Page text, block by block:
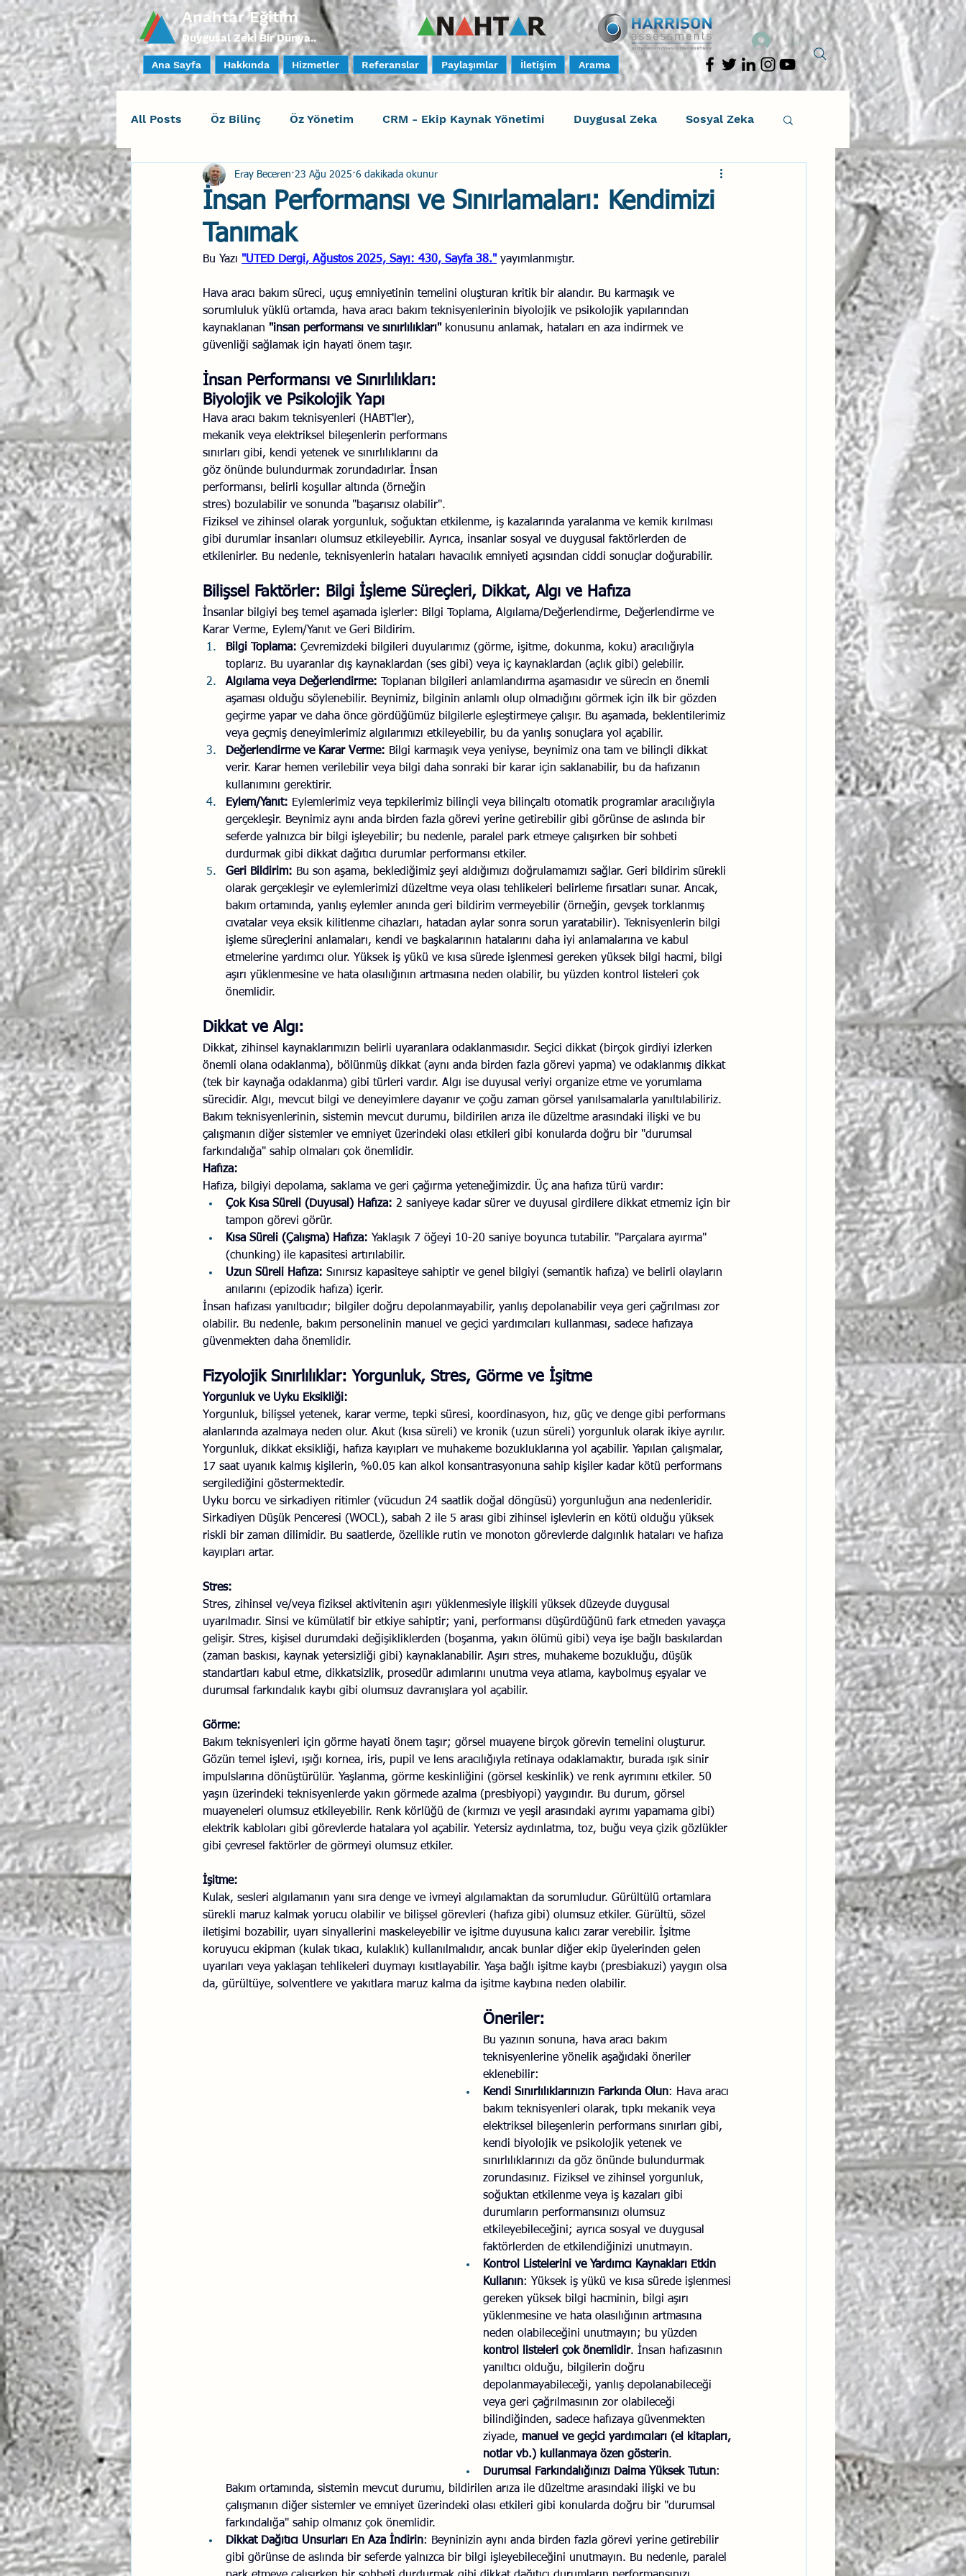
Anahtar Eğitim
Duygusal Zeki Bir Dünya..
Ana Sayfa Hakkında Hizmetler Referanslar Paylaşımlar İletişim Arama
Giriş
All Posts Öz Bilinç Öz Yönetim CRM - Ekip Kaynak Yönetimi Duygusal Zeka Sosyal Zeka
Sosyal Bilinç İlişki Yönetimi Harrison Assessments
Yaratıcı Drama İnsan Faktörleri - Human Factors
Duygusal Zeka Koçluğu Uçak Kazaları Sosyal Zekâ Eğiticinin Eğitimi Liderlik
İlişki Yönetimi Sun Tzu Savaş Sanatı
Psikolojik Güvenlik Havacılık Eğitimler
İnsan Performansı ve Sınırlamaları: Kendimizi
Tanımak
Eray Beceren 23 Ağu 2025 6 dakikada okunur
Bu Yazı "UTED Dergi, Ağustos 2025, Sayı: 430, Sayfa 38." yayımlanmıştır.
Hava aracı bakım süreci, uçuş emniyetinin temelini oluşturan kritik bir alandır. Bu karmaşık ve
sorumluluk yüklü ortamda, hava aracı bakım teknisyenlerinin biyolojik ve psikolojik yapılarından
kaynaklanan "insan performansı ve sınırlılıkları" konusunu anlamak, hataları en aza indirmek ve
güvenliği sağlamak için hayati önem taşır.
İnsan Performansı ve Sınırlılıkları:
Biyolojik ve Psikolojik Yapı
Hava aracı bakım teknisyenleri (HABT'ler),
mekanik veya elektriksel bileşenlerin performans
sınırları gibi, kendi yetenek ve sınırlılıklarını da
göz önünde bulundurmak zorundadırlar. İnsan
performansı, belirli koşullar altında (örneğin
stres) bozulabilir ve sonunda "başarısız olabilir".
Fiziksel ve zihinsel olarak yorgunluk, soğuktan etkilenme, iş kazalarında yaralanma ve kemik kırılması
gibi durumlar insanları olumsuz etkileyebilir. Ayrıca, insanlar sosyal ve duygusal faktörlerden de
etkilenirler. Bu nedenle, teknisyenlerin hataları havacılık emniyeti açısından ciddi sonuçlar doğurabilir.
Bilişsel Faktörler: Bilgi İşleme Süreçleri, Dikkat, Algı ve Hafıza
İnsanlar bilgiyi beş temel aşamada işlerler: Bilgi Toplama, Algılama/Değerlendirme, Değerlendirme ve
Karar Verme, Eylem/Yanıt ve Geri Bildirim.
Bilgi Toplama: Çevremizdeki bilgileri duyularımız (görme, işitme, dokunma, koku) aracılığıyla
toplarız. Bu uyaranlar dış kaynaklardan (ses gibi) veya iç kaynaklardan (açlık gibi) gelebilir.
Algılama veya Değerlendirme: Toplanan bilgileri anlamlandırma aşamasıdır ve sürecin en önemli
aşaması olduğu söylenebilir. Beynimiz, bilginin anlamlı olup olmadığını görmek için ilk bir gözden
geçirme yapar ve daha önce gördüğümüz bilgilerle eşleştirmeye çalışır. Bu aşamada, beklentilerimiz
veya geçmiş deneyimlerimiz algılarımızı etkileyebilir, bu da yanlış sonuçlara yol açabilir.
Değerlendirme ve Karar Verme: Bilgi karmaşık veya yeniyse, beynimiz ona tam ve bilinçli dikkat
verir. Karar hemen verilebilir veya bilgi daha sonraki bir karar için saklanabilir, bu da hafızanın
kullanımını gerektirir.
Eylem/Yanıt: Eylemlerimiz veya tepkilerimiz bilinçli veya bilinçaltı otomatik programlar aracılığıyla
gerçekleşir. Beynimiz aynı anda birden fazla görevi yerine getirebilir gibi görünse de aslında bir
seferde yalnızca bir bilgi işleyebilir; bu nedenle, paralel park etmeye çalışırken bir sohbeti
durdurmak gibi dikkat dağıtıcı durumlar performansı etkiler.
Geri Bildirim: Bu son aşama, beklediğimiz şeyi aldığımızı doğrulamamızı sağlar. Geri bildirim sürekli
olarak gerçekleşir ve eylemlerimizi düzeltme veya olası tehlikeleri belirleme fırsatları sunar. Ancak,
bakım ortamında, yanlış eylemler anında geri bildirim vermeyebilir (örneğin, gevşek torklanmış
cıvatalar veya eksik kilitlenme cihazları, hatadan aylar sonra sorun yaratabilir). Teknisyenlerin bilgi
işleme süreçlerini anlamaları, kendi ve başkalarının hatalarını daha iyi anlamalarına ve kabul
etmelerine yardımcı olur. Yüksek iş yükü ve kısa sürede işlenmesi gereken yüksek bilgi hacmi, bilgi
aşırı yüklenmesine ve hata olasılığının artmasına neden olabilir, bu yüzden kontrol listeleri çok
önemlidir.
Dikkat ve Algı:
Dikkat, zihinsel kaynaklarımızın belirli uyaranlara odaklanmasıdır. Seçici dikkat (birçok girdiyi izlerken
önemli olana odaklanma), bölünmüş dikkat (aynı anda birden fazla görevi yapma) ve odaklanmış dikkat
(tek bir kaynağa odaklanma) gibi türleri vardır. Algı ise duyusal veriyi organize etme ve yorumlama
sürecidir. Algı, mevcut bilgi ve deneyimlere dayanır ve çoğu zaman görsel yanılsamalarla yanıltılabiliriz.
Bakım teknisyenlerinin, sistemin mevcut durumu, bildirilen arıza ile düzeltme arasındaki ilişki ve bu
çalışmanın diğer sistemler ve emniyet üzerindeki olası etkileri gibi konularda doğru bir "durumsal
farkındalığa" sahip olmaları çok önemlidir.
Hafıza:
Hafıza, bilgiyi depolama, saklama ve geri çağırma yeteneğimizdir. Üç ana hafıza türü vardır:
Çok Kısa Süreli (Duyusal) Hafıza: 2 saniyeye kadar sürer ve duyusal girdilere dikkat etmemiz için bir
tampon görevi görür.
Kısa Süreli (Çalışma) Hafıza: Yaklaşık 7 öğeyi 10-20 saniye boyunca tutabilir. "Parçalara ayırma"
(chunking) ile kapasitesi artırılabilir.
Uzun Süreli Hafıza: Sınırsız kapasiteye sahiptir ve genel bilgiyi (semantik hafıza) ve belirli olayların
anılarını (epizodik hafıza) içerir.
İnsan hafızası yanıltıcıdır; bilgiler doğru depolanmayabilir, yanlış depolanabilir veya geri çağrılması zor
olabilir. Bu nedenle, bakım personelinin manuel ve geçici yardımcıları kullanması, sadece hafızaya
güvenmekten daha önemlidir.
Fizyolojik Sınırlılıklar: Yorgunluk, Stres, Görme ve İşitme
Yorgunluk ve Uyku Eksikliği:
Yorgunluk, bilişsel yetenek, karar verme, tepki süresi, koordinasyon, hız, güç ve denge gibi performans
alanlarında azalmaya neden olur. Akut (kısa süreli) ve kronik (uzun süreli) yorgunluk olarak ikiye ayrılır.
Yorgunluk, dikkat eksikliği, hafıza kayıpları ve muhakeme bozukluklarına yol açabilir. Yapılan çalışmalar,
17 saat uyanık kalmış kişilerin, %0.05 kan alkol konsantrasyonuna sahip kişiler kadar kötü performans
sergilediğini göstermektedir.
Uyku borcu ve sirkadiyen ritimler (vücudun 24 saatlik doğal döngüsü) yorgunluğun ana nedenleridir.
Sirkadiyen Düşük Penceresi (WOCL), sabah 2 ile 5 arası gibi zihinsel işlevlerin en kötü olduğu yüksek
riskli bir zaman dilimidir. Bu saatlerde, özellikle rutin ve monoton görevlerde dalgınlık hataları ve hafıza
kayıpları artar.
Stres:
Stres, zihinsel ve/veya fiziksel aktivitenin aşırı yüklenmesiyle ilişkili yüksek düzeyde duygusal
uyarılmadır. Sinsi ve kümülatif bir etkiye sahiptir; yani, performansı düşürdüğünü fark etmeden yavaşça
gelişir. Stres, kişisel durumdaki değişikliklerden (boşanma, yakın ölümü gibi) veya işe bağlı baskılardan
(zaman baskısı, kaynak yetersizliği gibi) kaynaklanabilir. Aşırı stres, muhakeme bozukluğu, düşük
standartları kabul etme, dikkatsizlik, prosedür adımlarını unutma veya atlama, kaybolmuş eşyalar ve
durumsal farkındalık kaybı gibi olumsuz davranışlara yol açabilir.
Görme:
Bakım teknisyenleri için görme hayati önem taşır; görsel muayene birçok görevin temelini oluşturur.
Gözün temel işlevi, ışığı kornea, iris, pupil ve lens aracılığıyla retinaya odaklamaktır, burada ışık sinir
impulslarına dönüştürülür. Yaşlanma, görme keskinliğini (görsel keskinlik) ve renk ayrımını etkiler. 50
yaşın üzerindeki teknisyenlerde yakın görmede azalma (presbiyopi) yaygındır. Bu durum, görsel
muayeneleri olumsuz etkileyebilir. Renk körlüğü de (kırmızı ve yeşil arasındaki ayrımı yapamama gibi)
elektrik kabloları gibi görevlerde hatalara yol açabilir. Yetersiz aydınlatma, toz, buğu veya çizik gözlükler
gibi çevresel faktörler de görmeyi olumsuz etkiler.
İşitme:
Kulak, sesleri algılamanın yanı sıra denge ve ivmeyi algılamaktan da sorumludur. Gürültülü ortamlara
sürekli maruz kalmak yorucu olabilir ve bilişsel görevleri (hafıza gibi) olumsuz etkiler. Gürültü, sözel
iletişimi bozabilir, uyarı sinyallerini maskeleyebilir ve işitme duyusuna kalıcı zarar verebilir. İşitme
koruyucu ekipman (kulak tıkacı, kulaklık) kullanılmalıdır, ancak bunlar diğer ekip üyelerinden gelen
uyarıları veya yaklaşan tehlikeleri duymayı kısıtlayabilir. Yaşa bağlı işitme kaybı (presbiakuzi) yaygın olsa
da, gürültüye, solventlere ve yakıtlara maruz kalma da işitme kaybına neden olabilir.
Öneriler:
Bu yazının sonuna, hava aracı bakım
teknisyenlerine yönelik aşağıdaki öneriler
eklenebilir:
Kendi Sınırlılıklarınızın Farkında Olun: Hava aracı
bakım teknisyenleri olarak, tıpkı mekanik veya
elektriksel bileşenlerin performans sınırları gibi,
kendi biyolojik ve psikolojik yetenek ve
sınırlılıklarınızı da göz önünde bulundurmak
zorundasınız. Fiziksel ve zihinsel yorgunluk,
soğuktan etkilenme veya iş kazaları gibi
durumların performansınızı olumsuz
etkileyebileceğini; ayrıca sosyal ve duygusal
faktörlerden de etkilendiğinizi unutmayın.
Kontrol Listelerini ve Yardımcı Kaynakları Etkin
Kullanın: Yüksek iş yükü ve kısa sürede işlenmesi
gereken yüksek bilgi hacminin, bilgi aşırı
yüklenmesine ve hata olasılığının artmasına
neden olabileceğini unutmayın; bu yüzden
kontrol listeleri çok önemlidir. İnsan hafızasının
yanıltıcı olduğu, bilgilerin doğru
depolanmayabileceği, yanlış depolanabileceği
veya geri çağrılmasının zor olabileceği
bilindiğinden, sadece hafızaya güvenmekten
ziyade, manuel ve geçici yardımcıları (el kitapları,
notlar vb.) kullanmaya özen gösterin.
Durumsal Farkındalığınızı Daima Yüksek Tutun:
Bakım ortamında, sistemin mevcut durumu, bildirilen arıza ile düzeltme arasındaki ilişki ve bu
çalışmanın diğer sistemler ve emniyet üzerindeki olası etkileri gibi konularda doğru bir "durumsal
farkındalığa" sahip olmanız çok önemlidir.
Dikkat Dağıtıcı Unsurları En Aza İndirin: Beyninizin aynı anda birden fazla görevi yerine getirebilir
gibi görünse de aslında bir seferde yalnızca bir bilgi işleyebileceğini unutmayın. Bu nedenle, paralel